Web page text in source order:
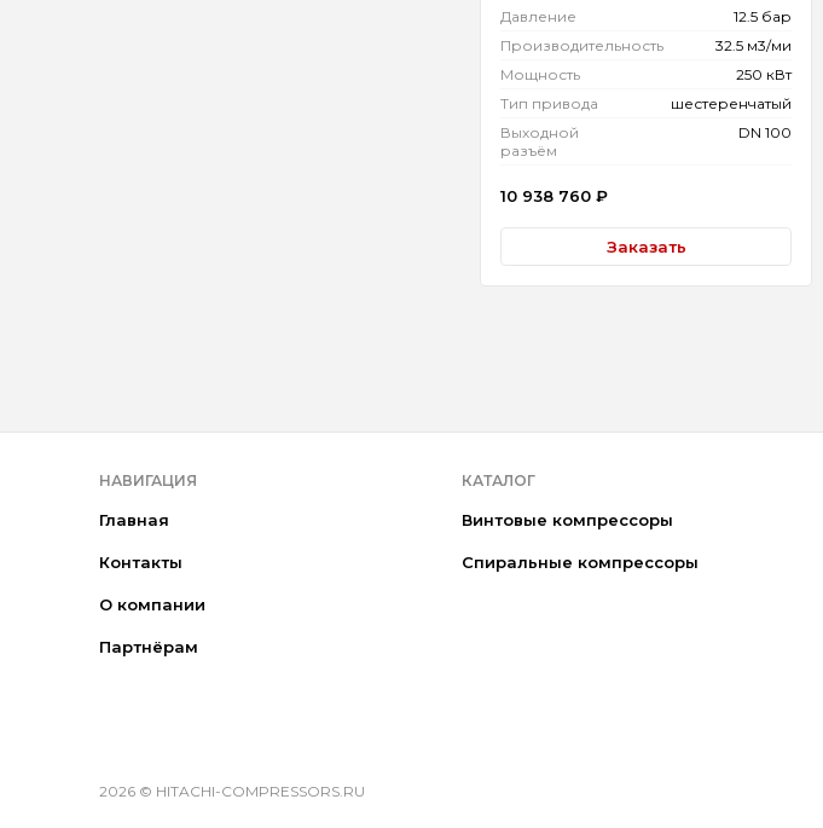
Давление
12.5 бар
Производительность
32.5 м3/ми
Мощность
250 кВт
Тип привода
шестеренчатый
Выходной
разъём
DN 100
10 938 760 ₽
Заказать
НАВИГАЦИЯ
Главная
Контакты
О компании
Партнёрам
КАТАЛОГ
Винтовые компрессоры
Спиральные компрессоры
2026 © HITACHI-COMPRESSORS.RU